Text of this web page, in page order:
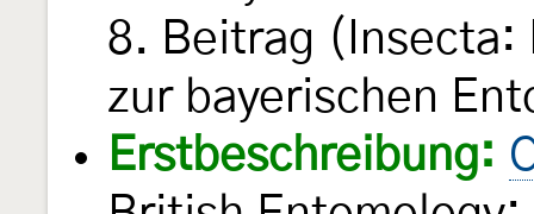
8. Beitrag
zur bayerischen
Erstbeschreibung: